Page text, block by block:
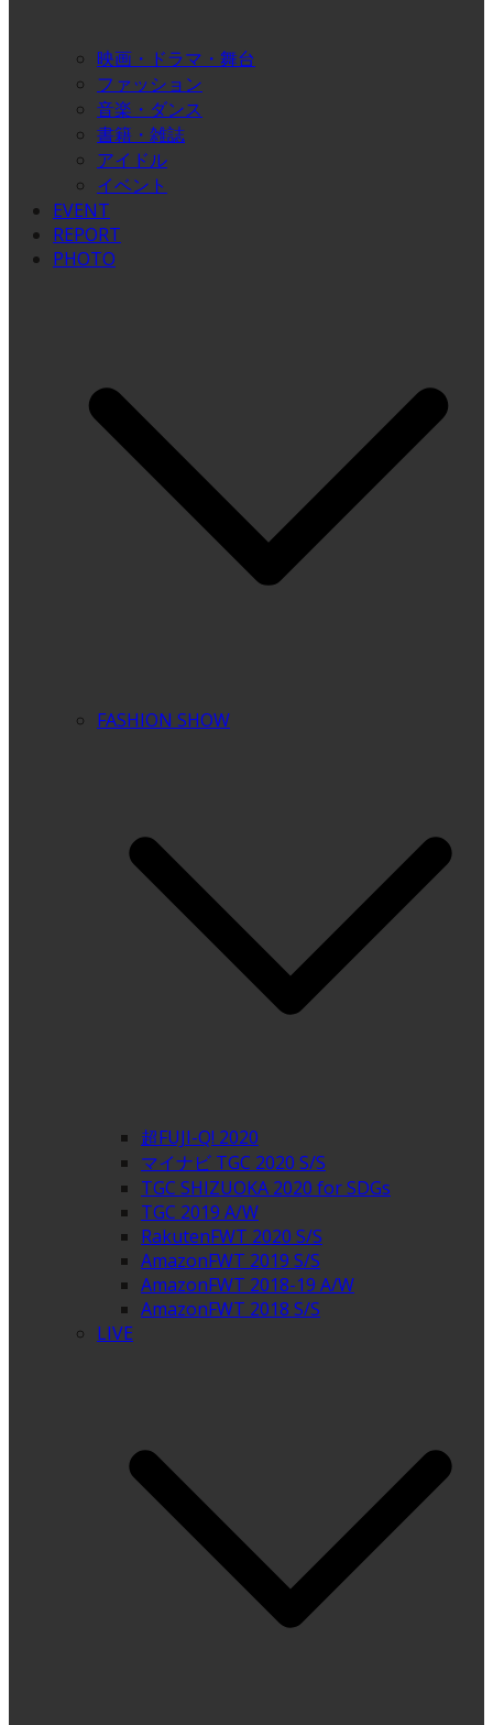
映画・ドラマ・舞台
ファッション
音楽・ダンス
書籍・雑誌
アイドル
イベント
EVENT
REPORT
PHOTO
FASHION SHOW
超FUJI-Q! 2020
マイナビ TGC 2020 S/S
TGC SHIZUOKA 2020 for SDGs
TGC 2019 A/W
RakutenFWT 2020 S/S
AmazonFWT 2019 S/S
AmazonFWT 2018-19 A/W
AmazonFWT 2018 S/S
LIVE